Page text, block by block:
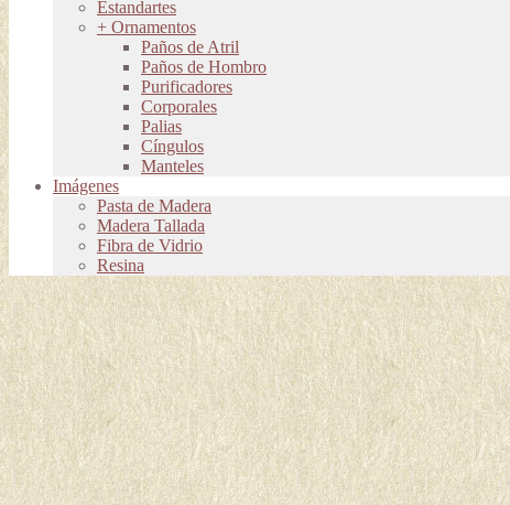
Estandartes
+ Ornamentos
Paños de Atril
Paños de Hombro
Purificadores
Corporales
Palias
Cíngulos
Manteles
Imágenes
Pasta de Madera
Madera Tallada
Fibra de Vidrio
Resina